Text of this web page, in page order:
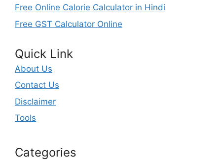
Free Online Calorie Calculator in Hindi
Free GST Calculator Online
Quick Link
About Us
Contact Us
Disclaimer
Tools
Categories